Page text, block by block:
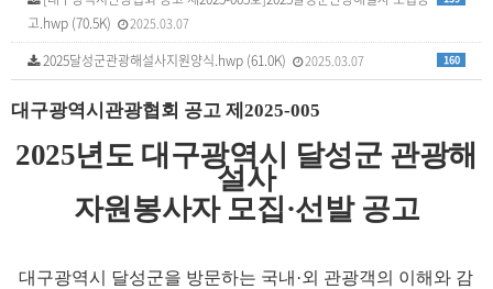
고.hwp (70.5K)
2025.03.07
160
2025달성군관광해설사지원양식.hwp (61.0K) 2025.03.07
대구광역시관광협회 공고 제 2025-005
2025년도 대구광역시 달성군 관광해
설사
자원봉사자 모집·선발 공고
대구광역시 달성군을 방문하는 국내 ·외 관광객의 이해와 감